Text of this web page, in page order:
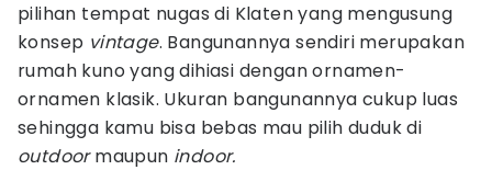
pilihan tempat nugas di Klaten yang mengusung
konsep vintage. Bangunannya sendiri merupakan
rumah kuno yang dihiasi dengan ornamen-
ornamen klasik. Ukuran bangunannya cukup luas
sehingga kamu bisa bebas mau pilih duduk di
outdoormaupun indoor.